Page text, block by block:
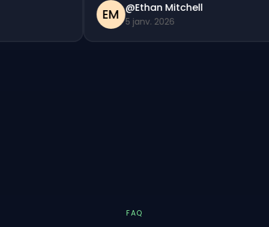
EM @Ethan Mitchell
5 janv. 2026
FAQ